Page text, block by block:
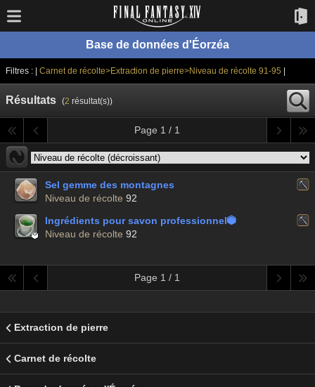
Base de données d'Éorzéa
Filtres : | Carnet de récolte>Extraction de pierre>Niveau de récolte 91-95
Résultats (2 résultat(s))
Page 1 / 1
Sel gemme des montagnes
Niveau de récolte 92

Ingrédients pour savon professionnel
Niveau de récolte 92
Page 1 / 1
Extraction de pierre
Carnet de récolte